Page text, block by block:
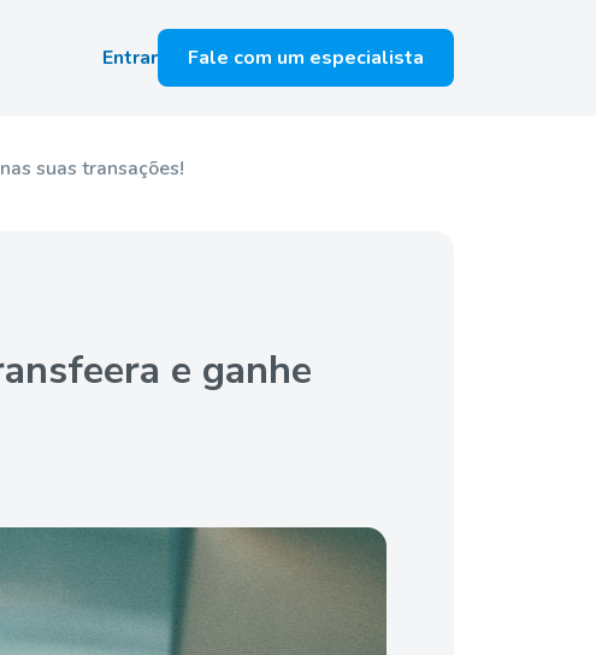
Entrar Fale com um especialista
suas transações!
e ganhe